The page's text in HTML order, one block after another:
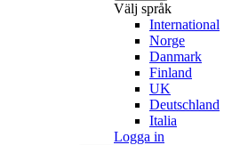
Välj språk
International
Norge
Danmark
Finland
UK
Deutschland
Italia
Logga in